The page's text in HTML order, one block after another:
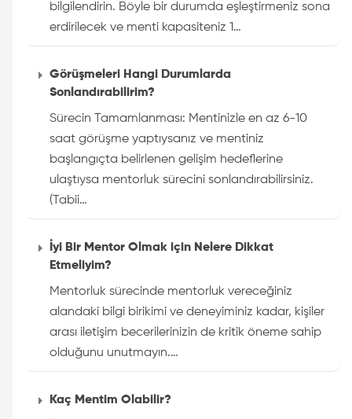
bilgilendirin. Böyle bir durumda eşleştirmeniz sona
erdirilecek ve menti kapasiteniz 1…
Görüşmeleri Hangi Durumlarda
Sonlandırabilirim?
Sürecin Tamamlanması: Mentinizle en az 6-10
saat görüşme yaptıysanız ve mentiniz
başlangıçta belirlenen gelişim hedeflerine
ulaştıysa mentorluk sürecini sonlandırabilirsiniz.
(Tabii…
İyi Bir Mentor Olmak için Nelere Dikkat
Etmeliyim?
Mentorluk sürecinde mentorluk vereceğiniz
alandaki bilgi birikimi ve deneyiminiz kadar, kişiler
arası iletişim becerilerinizin de kritik öneme sahip
olduğunu unutmayın.…
Kaç Mentim Olabilir?